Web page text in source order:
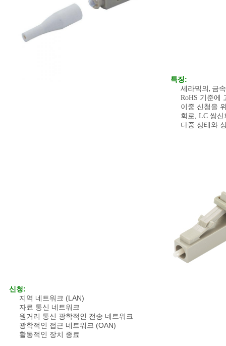
특징:
세라믹의, 금
RoHS 기준에
이중 신청을
회로, LC 쌍
다중 상태와
신청:
지역 네트워크 (LAN)
자료 통신 네트워크
원거리 통신 광학적인 전송 네트워크
광학적인 접근 네트워크 (OAN)
활동적인 장치 종료